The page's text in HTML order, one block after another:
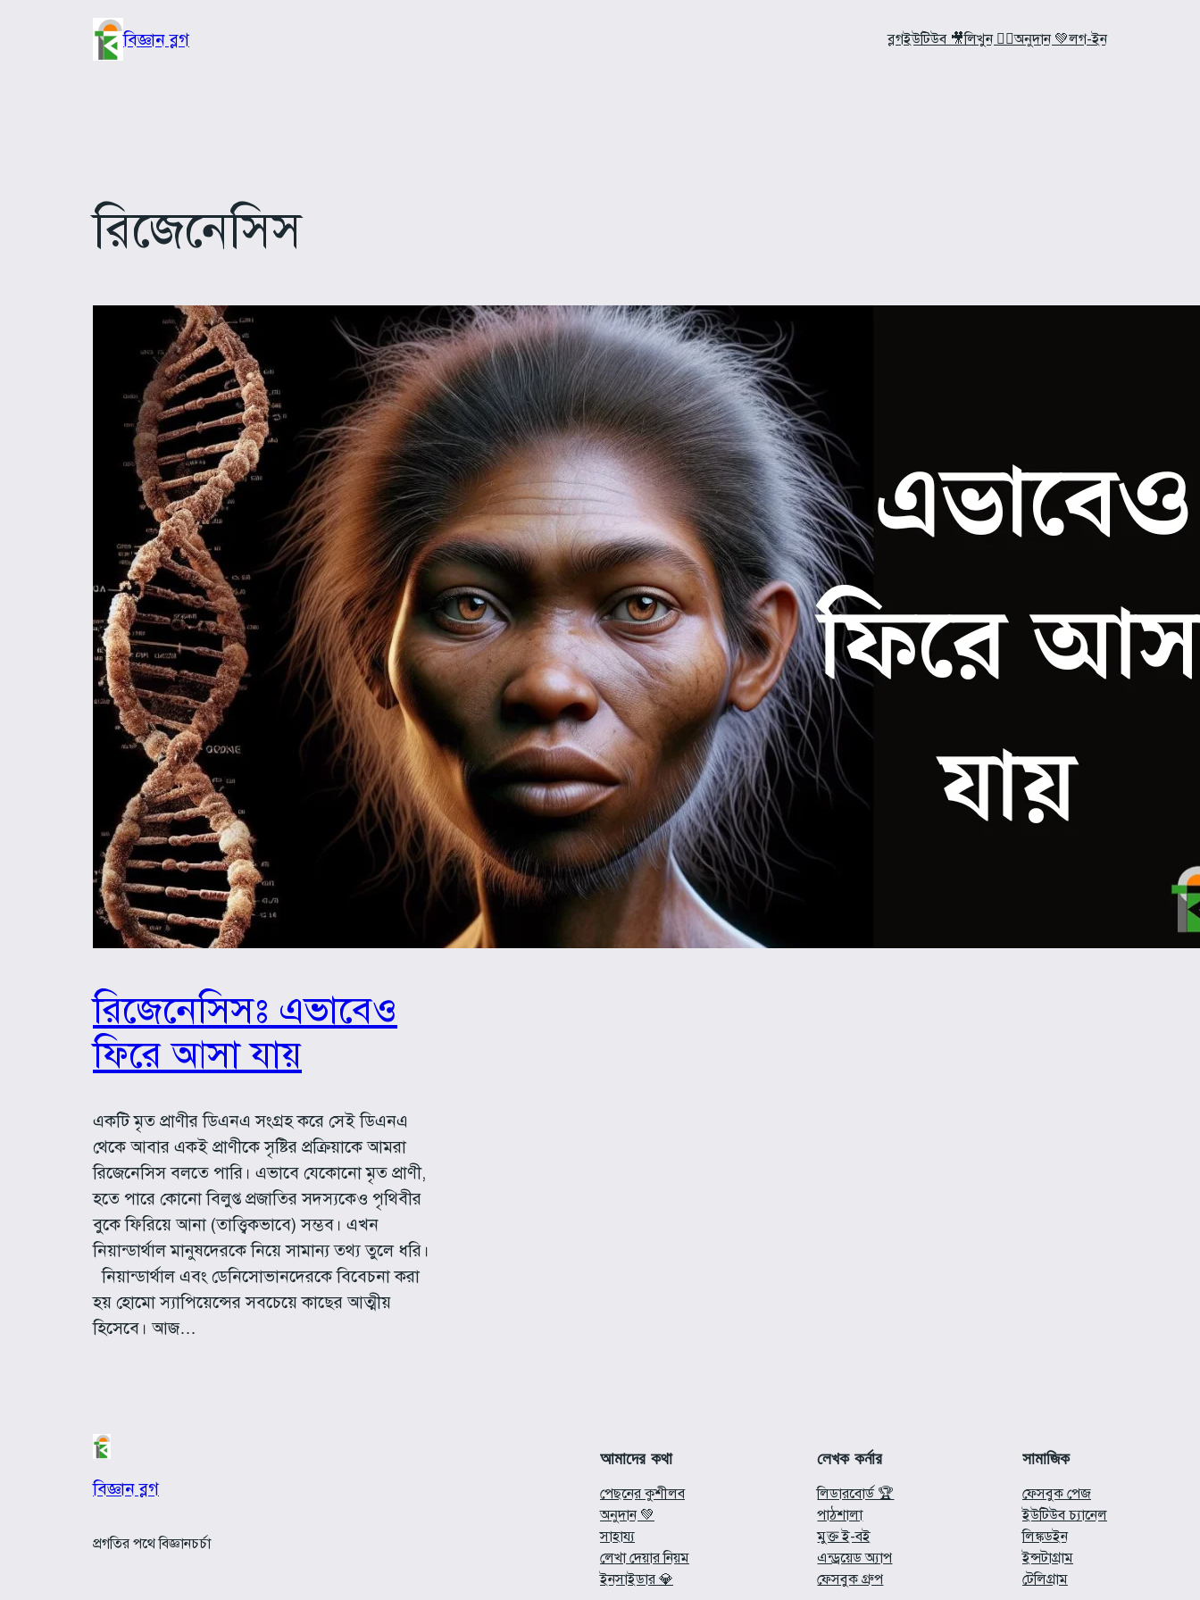
বিজ্ঞান ব্লগ ব্লগইউটিউব 🎥লিখুন ✍🏼অনুদান 💚লগ-ইন
রিজেনেসিস
রিজেনেসিসঃ এভাবেও
ফিরে আসা যায়
একটি মৃত প্রাণীর ডিএনএ সংগ্রহ করে সেই ডিএনএ
থেকে আবার একই প্রাণীকে সৃষ্টির প্রক্রিয়াকে আমরা
রিজেনেসিস বলতে পারি। এভাবে যেকোনো মৃত প্রাণী,
হতে পারে কোনো বিলুপ্ত প্রজাতির সদস্যকেও পৃথিবীর
বুকে ফিরিয়ে আনা (তাত্ত্বিকভাবে) সম্ভব। এখন
নিয়ান্ডার্থাল মানুষদেরকে নিয়ে সামান্য তথ্য তুলে ধরি।
নিয়ান্ডার্থাল এবং ডেনিসোভানদেরকে বিবেচনা করা
হয় হোমো স্যাপিয়েন্সের সবচেয়ে কাছের আত্মীয়
হিসেবে। আজ…
বিজ্ঞান ব্লগ
প্রগতির পথে বিজ্ঞানচর্চা
আমাদের কথা
পেছনের কুশীলব
অনুদান 💚
সাহায্য
লেখা দেয়ার নিয়ম
ইনসাইডার 💎
লেখক কর্নার
লিডারবোর্ড 🏆
পাঠশালা
মুক্ত ই-বই
এন্ড্রয়েড অ্যাপ
ফেসবুক গ্রুপ
সামাজিক
ফেসবুক পেজ
ইউটিউব চ্যানেল
লিঙ্কডইন
ইন্সটাগ্রাম
টেলিগ্রাম